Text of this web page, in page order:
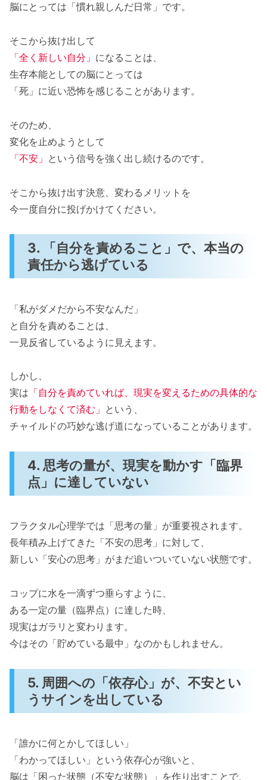
脳にとっては「慣れ親しんだ日常」です。
そこから抜け出して
「全く新しい自分」 になることは、
生存本能としての脳にとっては
「死」に近い恐怖を感じることがあります。
そのため、
変化を止めようとして
「不安」 という信号を強く出し続けるのです。
そこから抜け出す決意、変わるメリットを
今一度自分に投げかけてください。
3. 「自分を責めること」で、本当の
責任から逃げている
「私がダメだから不安なんだ」
と自分を責めることは、
一見反省しているように見えます。
しかし、
実は 「自分を責めていれば、現実を変えるための具体的な
行動をしなくて済む」 という、
チャイルドの巧妙な逃げ道になっていることがあります。
4. 思考の量が、現実を動かす「臨界
点」に達していない
フラクタル心理学では「思考の量」が重要視されます。
長年積み上げてきた「不安の思考」に対して、
新しい「安心の思考」がまだ追いついていない状態です。
コップに水を一滴ずつ垂らすように、
ある一定の量（臨界点）に達した時、
現実はガラリと変わります。
今はその「貯めている最中」なのかもしれません。
5. 周囲への「依存心」が、不安とい
うサインを出している
「誰かに何とかしてほしい」
「わかってほしい」という依存心が強いと、
脳は「困った状態（不安な状態）」を作り出すことで、